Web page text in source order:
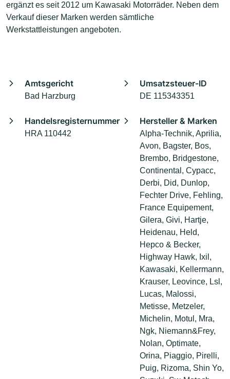
ergänzt es seit 2012 um Kawasaki Motorräder. Neben dem
Verkauf dieser Marken werden sämtliche
Werkstattleistungen angeboten.
Amtsgericht
Bad Harzburg
Umsatzsteuer-ID
DE 115343351
Handelsregisternummer
HRA 110442
Hersteller & Marken
Alpha-Technik, Aprilia,
Avon, Bagster, Bos,
Brembo, Bridgestone,
Continental, Cypacc,
Derbi, Did, Dunlop,
Fechter Drive, Fehling,
France Equipement,
Gilera, Givi, Hartje,
Heidenau, Held,
Hepco & Becker,
Highway Hawk, Ixil,
Kawasaki, Kellermann,
Krauser, Leovince, Lsl,
Lucas, Malossi,
Metisse, Metzeler,
Michelin, Motul, Mra,
Ngk, Niemann&Frey,
Nolan, Optimate,
Orina, Piaggio, Pirelli,
Puig, Rizoma, Shin Yo,